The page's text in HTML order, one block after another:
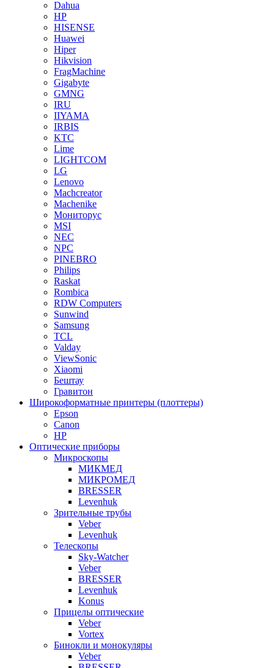
Dahua
HP
HISENSE
Huawei
Hiper
Hikvision
FragMachine
Gigabyte
GMNG
IRU
IIYAMA
IRBIS
KTC
Lime
LIGHTCOM
LG
Lenovo
Machcreator
Machenike
Мониторус
MSI
NEC
NPC
PINEBRO
Philips
Raskat
Rombica
RDW Computers
Sunwind
Samsung
TCL
Valday
ViewSonic
Xiaomi
Бештау
Гравитон
Широкоформатные принтеры (плоттеры)
Epson
Canon
HP
Оптические приборы
Микроскопы
МИКМЕД
МИКРОМЕД
BRESSER
Levenhuk
Зрительные трубы
Veber
Levenhuk
Телескопы
Sky-Watcher
Veber
BRESSER
Levenhuk
Konus
Прицелы оптические
Veber
Vortex
Бинокли и монокуляры
Veber